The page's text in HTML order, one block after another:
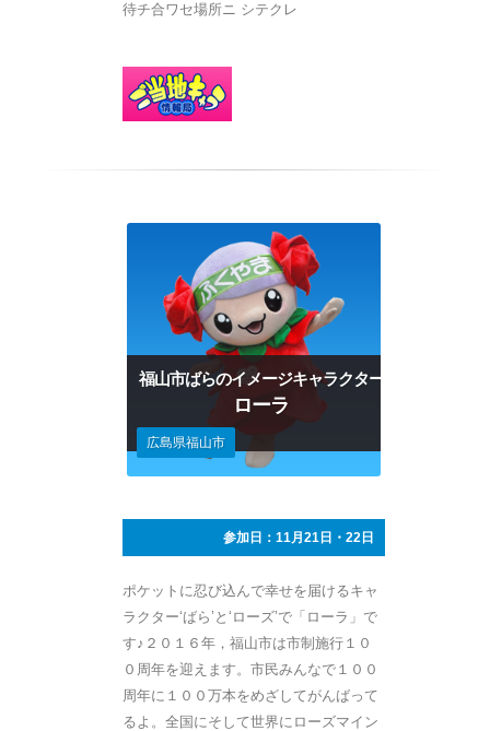
待チ合ワセ場所ニ シテクレ
福山市ばらのイメージキャラクター
ローラ
広島県福山市
参加日：11月21日・22日
ポケットに忍び込んで幸せを届けるキャ
ラクター‘ばら’と‘ローズ’で「ローラ」で
す♪２０１６年，福山市は市制施行１０
０周年を迎えます。市民みんなで１００
周年に１００万本をめざしてがんばって
るよ。全国にそして世界にローズマイン